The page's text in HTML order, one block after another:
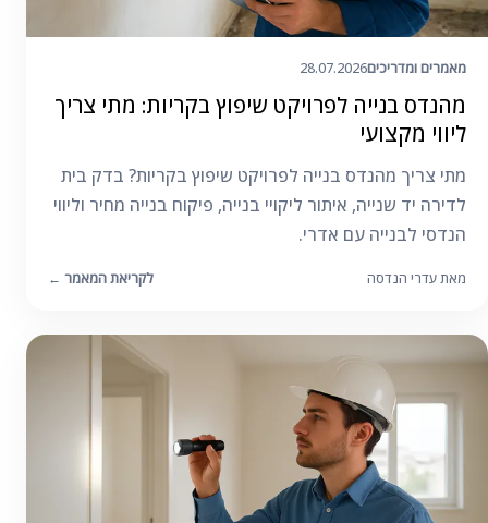
מאמרים ומדריכים28.07.2026
מהנדס בנייה לפרויקט שיפוץ בקריות: מתי צריך
ליווי מקצועי
מתי צריך מהנדס בנייה לפרויקט שיפוץ בקריות? בדק בית
לדירה יד שנייה, איתור ליקויי בנייה, פיקוח בנייה מחיר וליווי
הנדסי לבנייה עם אדרי.
מאת עדרי הנדסה לקריאת המאמר ←